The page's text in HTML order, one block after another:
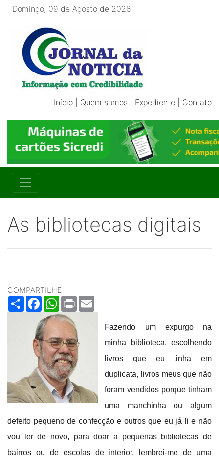
Domingo, 09 de Agosto de 2026
Início Quem somos Expediente Contato
As bibliotecas digitais
COMPARTILHE
ShareFacebookWhatsApp
Print
Fazendo um expurgo na
minha biblioteca, escolhendo
livros que eu tinha em
duplicata, livros meus que não
foram vendidos porque tinham
uma manchinha ou algum
defeito pequeno de confecção e outros que eu já li e não
vou ler de novo, para doar a pequenas bibliotecas de
bairros ou de escolas de interior, lembrei-me de uma